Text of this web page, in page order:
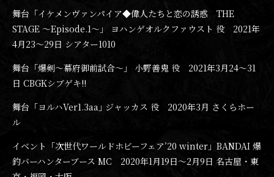
舞台「イケメンヴァンパイア◆偉人たちと恋の誘惑 THE
STAGE ～Episode.1～」 ヨハンゲオルクファウスト 役 2021年
4月23〜29日 シアター1010
舞台「爆剣〜幕府御前試合〜」 小野善鬼 役 2021年3月24〜31
日 CBGKシブゲキ!!
舞台「ヨルハVer1.3aa｣ ジャッカス 役 2020年3月 さくらホー
ル
イベント「次世代ワールドホビーフェア’20 winter」BANDAI 爆
釣バーハンターブース MC 2020年1月19日〜2月9日 名古屋・東